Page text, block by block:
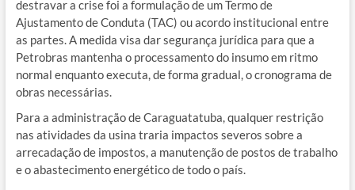
destravar a crise foi a formulação de um Termo de
Ajustamento de Conduta (TAC) ou acordo institucional entre
as partes. A medida visa dar segurança jurídica para que a
Petrobras mantenha o processamento do insumo em ritmo
normal enquanto executa, de forma gradual, o cronograma de
obras necessárias.
Para a administração de Caraguatatuba, qualquer restrição
nas atividades da usina traria impactos severos sobre a
arrecadação de impostos, a manutenção de postos de trabalho
e o abastecimento energético de todo o país.